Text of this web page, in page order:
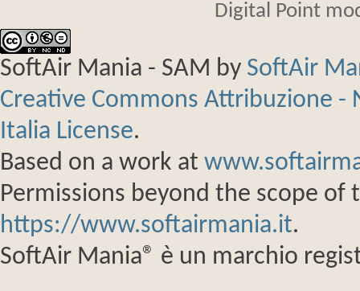
Digital Point
SoftAir Mania - SAM by SoftAir
Creative Commons Attribuzione
Italia License.
Based on a work at
Permissions beyond the scope of
https://www.softairmania.it.
SoftAir Mania® è un marchio